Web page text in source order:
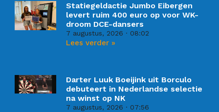
Statiegeldactie Jumbo Eibergen
levert ruim 400 euro op voor WK-
droom DCE-dansers
7 augustus, 2026 08:02
Lees verder »
Darter Luuk Boeijink uit Borculo
debuteert in Nederlandse selectie
na winst op NK
7 augustus, 2026 07:56